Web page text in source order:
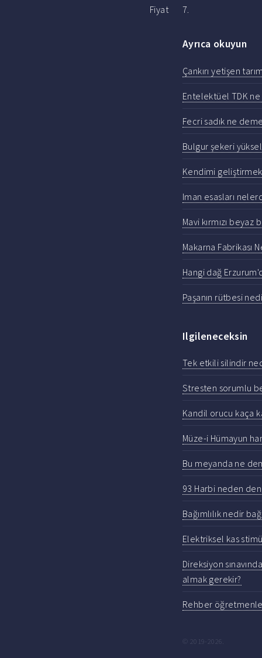
Fiyat 7.
Ayrıca okuyun
Çankırı yetişen
Entelektüel TDK
Fecri sadık ne
Bulgur şekeri
Kendimi
Iman esasları
Mavi kırmızı
Makarna Fabrikası
Hangi dağ
Paşanın rütbesi
Ilgileneceksin
Tek etkili silindir
Stresten sorumlu
Kandil orucu kaça
Müze-i Hümayun
Bu meyanda ne
93 Harbi neden
Bağımlılık nedir
Elektriksel kas
Direksiyon
almak gerekir?
Rehber
© 2019-2026.